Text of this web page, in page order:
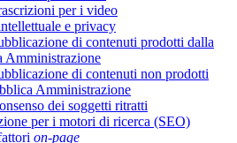
per i video
e privacy
di contenuti prodotti dalla
Amministrazione
di contenuti non prodotti
Amministrazione
dei soggetti ritratti
per i motori di ricerca (SEO)
on-page